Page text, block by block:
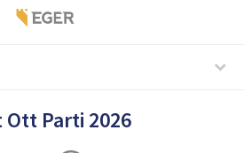
Ott Parti 2026